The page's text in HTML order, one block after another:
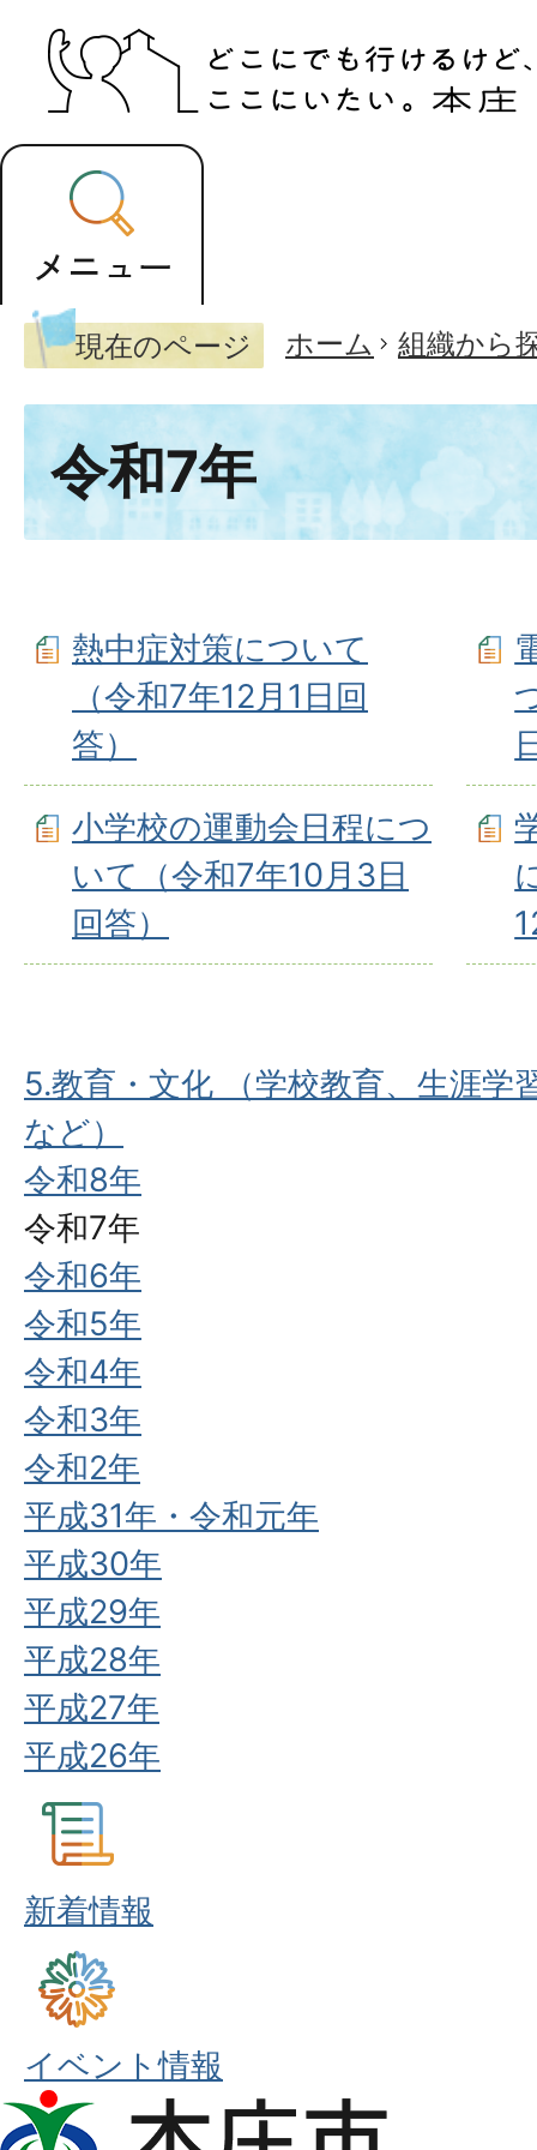
現在のページ ホーム 組織から
令和7年
熱中症対策について
（令和7年12⽉1⽇回
答）
小学校の運動会日程につ
いて（令和7年10月3⽇
回答）
5.教育・文化 （学校教育、生涯学
など）
令和8年
令和7年
令和6年
令和5年
令和4年
令和3年
令和2年
平成31年・令和元年
平成30年
平成29年
平成28年
平成27年
平成26年
新着情報
イベント情報
本